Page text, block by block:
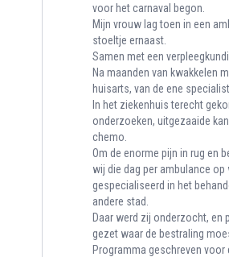
voor het carnaval begon.
Mijn vrouw lag toen in een
stoeltje ernaast.
Samen met een
Na maanden van kwakkelen
huisarts, van de ene
In het ziekenhuis terecht
onderzoeken, uitgezaaide
chemo.
Om de enorme pijn in rug en
wij die dag per ambulance
gespecialiseerd in het
andere stad.
Daar werd zij onderzocht, en
gezet waar de bestraling
Programma geschreven voor